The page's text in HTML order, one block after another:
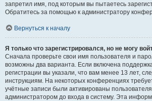
запретил имя, под которым вы пытаетесь
Обратитесь за помощью к администратору
Вернуться к началу
Я только что зарегистрировался, но не могу
Сначала проверьте свои имя пользователя и
возможны два варианта. Если включена
регистрации вы указали, что вам менее 13 лет,
инструкциям. На некоторых конференциях
учётные записи были активированы
администратором до входа в систему. Эта